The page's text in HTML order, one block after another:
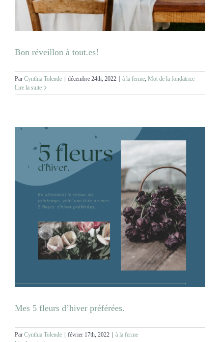
Bon réveillon à tout.es!
Par Cynthia Tolende décembre 24th, 2022 à la ferme, Mot de la fondatrice
Lire la suite
Mes 5 fleurs d’hiver préférées.
Par Cynthia Tolende février 17th, 2022
à la ferme